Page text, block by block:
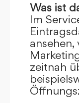
Was ist
Im
ansehen,
zeitnah